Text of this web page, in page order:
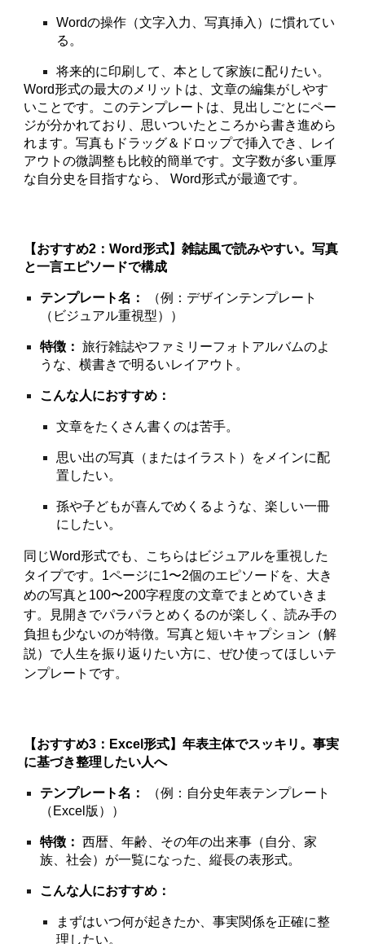
Wordの操作（文字入力、写真挿入）に慣れてい
る。
将来的に印刷して、本として家族に配りたい。
Word形式の最大のメリットは、文章の編集がしやす
いことです。このテンプレートは、見出しごとにペー
ジが分かれており、思いついたところから書き進めら
れます。写真もドラッグ＆ドロップで挿入でき、レイ
アウトの微調整も比較的簡単です。文字数が多い重厚
な自分史を目指すなら、 Word形式が最適です。
【おすすめ2：Word形式】雑誌風で読みやすい。写真
と一言エピソードで構成
テンプレート名：
（例：デザインテンプレート
（ビジュアル重視型））
特徴： 旅行雑誌やファミリーフォトアルバムのよ
うな、横書きで明るいレイアウト。
こんな人におすすめ：
文章をたくさん書くのは苦手。
思い出の写真（またはイラスト）をメインに配
置したい。
孫や子どもが喜んでめくるような、楽しい一冊
にしたい。
同じWord形式でも、こちらはビジュアルを重視した
タイプです。1ページに1〜2個のエピソードを、大き
めの写真と100〜200字程度の文章でまとめていきま
す。見開きでパラパラとめくるのが楽しく、読み手の
負担も少ないのが特徴。写真と短いキャプション（解
説）で人生を振り返りたい方に、ぜひ使ってほしいテ
ンプレートです。
【おすすめ3：Excel形式】年表主体でスッキリ。事実
に基づき整理したい人へ
テンプレート名：
（例：自分史年表テンプレート
（Excel版））
特徴： 西暦、年齢、その年の出来事（自分、家
族、社会）が一覧になった、縦長の表形式。
こんな人におすすめ：
まずはいつ何が起きたか、事実関係を正確に整
理したい。